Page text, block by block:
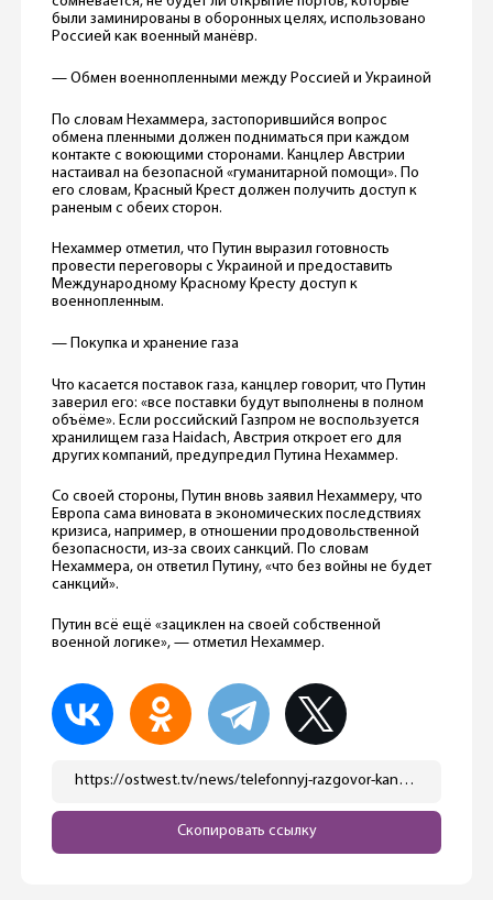
были заминированы в оборонных целях, использовано
Россией как военный манёвр.
— Обмен военнопленными между Россией и Украиной
По словам Нехаммера, застопорившийся вопрос
обмена пленными должен подниматься при каждом
контакте с воюющими сторонами. Канцлер Австрии
настаивал на безопасной «гуманитарной помощи». По
его словам, Красный Крест должен получить доступ к
раненым с обеих сторон.
Нехаммер отметил, что Путин выразил готовность
провести переговоры с Украиной и предоставить
Международному Красному Кресту доступ к
военнопленным.
— Покупка и хранение газа
Что касается поставок газа, канцлер говорит, что Путин
заверил его: «все поставки будут выполнены в полном
объёме». Если российский Газпром не воспользуется
хранилищем газа Haidach, Австрия откроет его для
других компаний, предупредил Путина Нехаммер.
Со своей стороны, Путин вновь заявил Нехаммеру, что
Европа сама виновата в экономических последствиях
кризиса, например, в отношении продовольственной
безопасности, из-за своих санкций. По словам
Нехаммера, он ответил Путину, «что без войны не будет
санкций».
Путин всё ещё «зациклен на своей собственной
военной логике», — отметил Нехаммер.
https://ostwest.tv/news/telefonnyj-razgovor-kanclera-avstrii-s-putinym/
Скопировать ссылку